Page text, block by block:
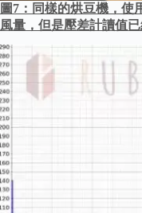
圖7：同樣的烘豆機，使
風量，但是壓差計讀值